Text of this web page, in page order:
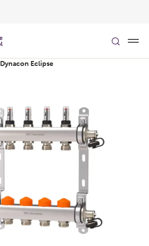
Dynacon Eclipse